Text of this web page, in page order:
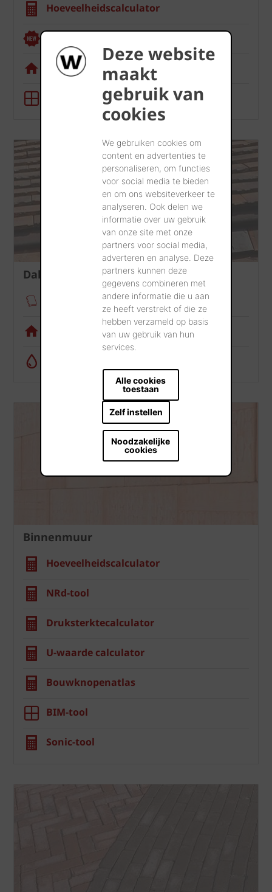
Deze website
maakt
gebruik van
cookies
We gebruiken cookies om
content en advertenties te
personaliseren, om functies
voor social media te bieden
en om ons websiteverkeer te
analyseren. Ook delen we
informatie over uw gebruik
van onze site met onze
partners voor social media,
adverteren en analyse. Deze
partners kunnen deze
gegevens combineren met
andere informatie die u aan
ze heeft verstrekt of die ze
hebben verzameld op basis
van uw gebruik van hun
services.
Alle cookies
toestaan
Zelf instellen
Noodzakelijke
cookies
Hoeveelheidscalculator
Visualisatietool
Dak
Verankeringsmodule
Visualisatietool
Binnenmuur
Hoeveelheidscalculator
NRd-tool
Druksterktecalculator
U-waarde calculator
Bouwknopenatlas
BIM-tool
Sonic-tool